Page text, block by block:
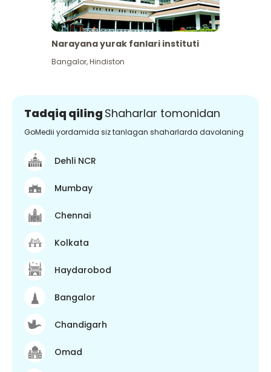
Narayana yurak fanlari instituti
Bangalor,Hindiston
Tadqiq qiling Shaharlar tomonidan
GoMedii yordamida siz tanlagan shaharlarda davolaning
Dehli NCR
Mumbay
Chennai
Kolkata
Haydarobod
Bangalor
Chandigarh
Omad